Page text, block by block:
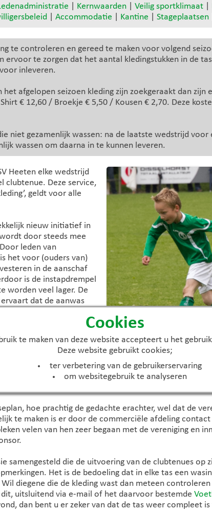
Cookies
te maken van deze website accepteert u het
Deze website gebruikt cookies;
ter verbetering van de gebruikerservaring
om websitegebruik te analyseren
Kernwaarden| Veilig sportklimaat|
Accommodatie Kantine Stageplaatsen
te controleren en gereed te maken voor volgend
ervoor te zorgen dat het aantal kledingstukken in de
inleveren.
afgelopen seizoen kleding zijn zoekgeraakt dan zijn
€ 12,60 / Broekje € 5,50 / Kousen € 2,70. Deze
niet gezamenlijk wassen: na de laatste wedstrijd voor
wassen om daarna in te kunnen leveren.
Heeten elke wedstrijd
clubtenue. Deze service,
geldt voor alle
nieuw initiatief in
door steeds mee
leden van
het voor (ouders van)
in de aanschaf
is de instapdrempel
worden veel lager. De
dat de aanwas
verloopt en dat alle
lopen. Ongeacht
de verbondenheid
alle leden gelijke
Hiermee
imago als een warme
De uitstraling van
onderdeel van.
hoe prachtig de gedachte erachter, wel dat de
te maken is er door de commerciële afdeling
velen van hen zeer begaan met de vereniging en
samengesteld die de uitvoering van de clubtenues op
Het is de bedoeling dat in elke tas een
diegene die de kleding wast dan meteen
uitsluitend via e-mail of het daarvoor bestemde
dan bent u er zeker van dat de tas weer compleet